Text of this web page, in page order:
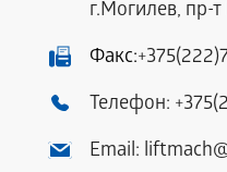
г.Могилев, пр-
Факс:
Телефон:
Email: